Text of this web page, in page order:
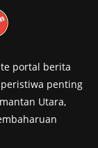
portal berita
penting
Utara,